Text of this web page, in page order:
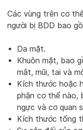
Các vùng trên cơ
người bị BDD bao
Da mặt.
Khuôn mặt, bao
mắt, mũi, tai và
Kích thước hoặc
phận cơ thể nào,
ngực và cơ quan
Kích thước tổng